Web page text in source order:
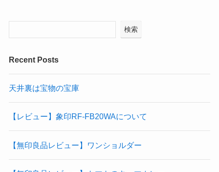
検索
Recent Posts
天井裏は宝物の宝庫
【レビュー】象印RF-FB20WAについて
【無印良品レビュー】ワンショルダー